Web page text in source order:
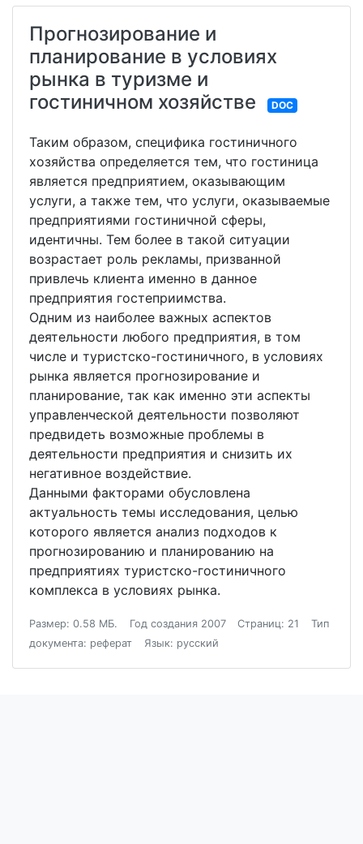
Прогнозирование и
планирование в условиях
рынка в туризме и
гостиничном хозяйстве
DOC
Таким образом, специфика гостиничного
хозяйства определяется тем, что гостиница
является предприятием, оказывающим
услуги, а также тем, что услуги, оказываемые
предприятиями гостиничной сферы,
идентичны. Тем более в такой ситуации
возрастает роль рекламы, призванной
привлечь клиента именно в данное
предприятия гостеприимства.
Одним из наиболее важных аспектов
деятельности любого предприятия, в том
числе и туристско-гостиничного, в условиях
рынка является прогнозирование и
планирование, так как именно эти аспекты
управленческой деятельности позволяют
предвидеть возможные проблемы в
деятельности предприятия и снизить их
негативное воздействие.
Данными факторами обусловлена
актуальность темы исследования, целью
которого является анализ подходов к
прогнозированию и планированию на
предприятиях туристско-гостиничного
комплекса в условиях рынка.
Размер: 0.58 МБ. Год создания 2007 Страниц: 21
Тип
документа: реферат
Язык: русский